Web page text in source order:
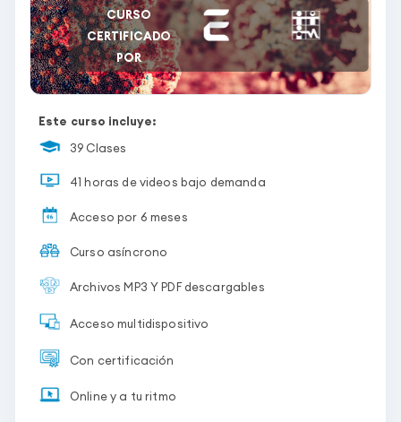
CURSO
CERTIFICADO
POR
Este curso incluye:
39 Clases
41 horas de videos bajo demanda
Acceso por 6 meses
Curso asíncrono
Archivos MP3 Y PDF descargables
Acceso multidispositivo
Con certificación
Online y a tu ritmo